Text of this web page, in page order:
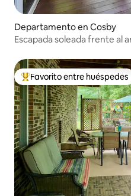
Departamento en Cosby
Escapada soleada frente al
Favorito entre los
Favorito entre huéspedes